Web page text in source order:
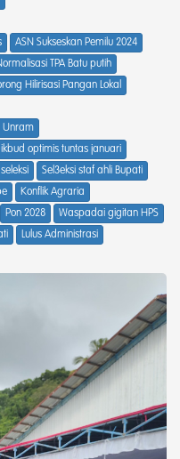
ASN Sukseskan Pemilu 2024
TPA Batu putih
Hilirisasi Pangan Lokal
Unram
optimis tuntas januari
Sel3eksi staf ahli Bupati
Konflik Agraria
Pon 2028
Waspadai gigitan HPS
Lulus Administrasi